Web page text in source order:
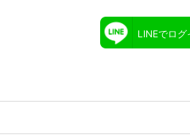
LINEでログ